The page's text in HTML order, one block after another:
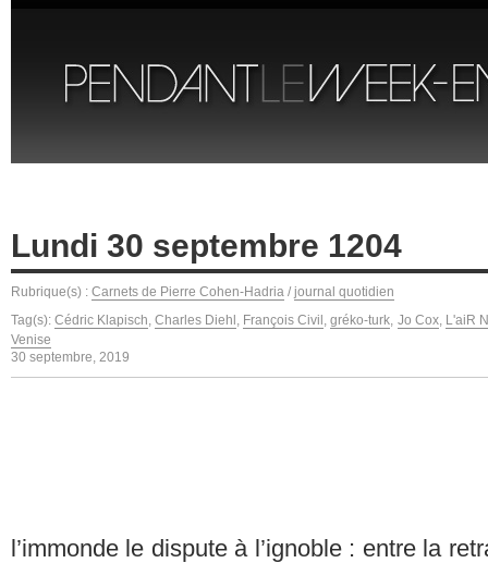
Lundi 30 septembre 1204
Rubrique(s) : Carnets de Pierre Cohen-Hadria / journal quotidien
Tag(s):Cédric Klapisch,Charles Diehl , François Civil ,gréko-turk, Jo Cox, L'aiR
Venise
30 septembre, 2019
l’immonde le dispute à l’ignoble : entre la